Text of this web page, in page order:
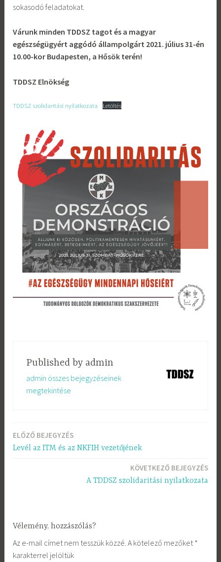
sokasodó feladatokat.
Várunk minden TDDSZ tagot és a magyar
egészségügyért aggódó állampolgárt 2021. július 31-én
10.00-kor Budapesten, a Hősök terén!
TDDSZ Elnökség
TDDSZ szolidaritási nyilatkozata Letöltés
Published by admin
admin összes bejegyzéseinek
megtekintése
Bejegyzés
ELŐZŐ BEJEGYZÉS
Levél az ITM és az NKFIH vezetőjének
KÖVETKEZŐ BEJEGYZÉS
A TDDSZ szolidaritási nyilatkozata
Vélemény, hozzászólás?
Az e-mail címet nem tesszük közzé. A kötelező mezőket*
karakterrel jelöltük